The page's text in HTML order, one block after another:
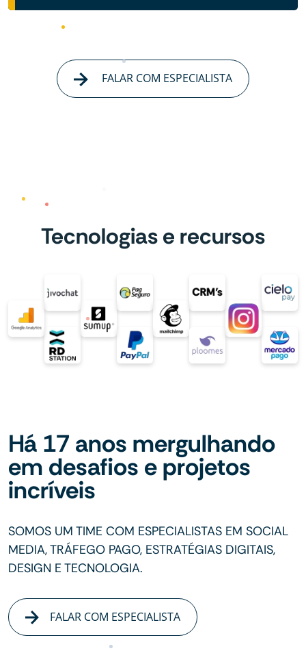
FALAR COM ESPECIALISTA
Tecnologias e recursos
Há 17 anos mergulhando
em desafios e projetos
incríveis
SOMOS UM TIME COM ESPECIALISTAS EM SOCIAL
MEDIA, TRÁFEGO PAGO, ESTRATÉGIAS DIGITAIS,
DESIGN E TECNOLOGIA.
FALAR COM ESPECIALISTA